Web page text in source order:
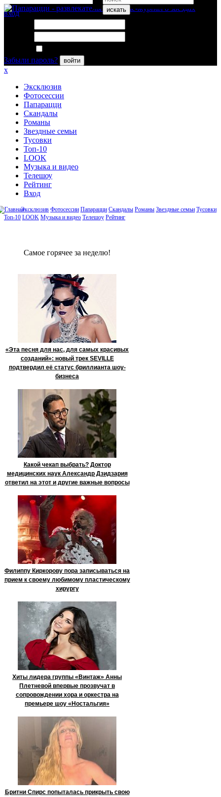
искать
вход
Забыли пароль?
войти
x
Эксклюзив
Фотосессии
Папарацци
Скандалы
Романы
Звездные семьи
Тусовки
Топ-10
LOOK
Музыка и видео
Телешоу
Рейтинг
Вход
Эксклюзив Фотосессии Папарацци Скандалы Романы Звездные семьи Тусовки
Топ-10 LOOK Музыка и видео Телешоу Рейтинг
Сaмое гoрячее за неделю!
«Эта песня для нас, для самых красивых
созданий»: новый трек SEVILLE
подтвердил её статус бриллианта шоу-
бизнеса
Какой чекап выбрать? Доктор
медицинских наук Александр Дзидзария
ответил на этот и другие важные вопросы
Филиппу Киркорову пора записываться на
прием к своему любимому пластическому
хирургу
Хиты лидера группы «Винтаж» Анны
Плетневой впервые прозвучат в
сопровождении хора и оркестра на
премьере шоу «Ностальгия»
Бритни Спирс попыталась прикрыть свою